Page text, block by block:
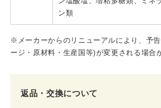
ン類
※メーカーからのリニューアルにより、予
ージ・原材料・生産国等)が変更される場合
返品・交換について